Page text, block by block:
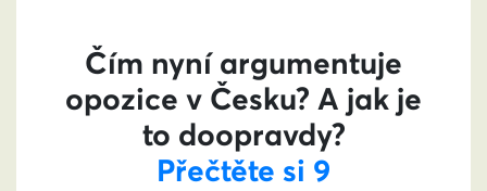
Čím nyní argumentuje
opozice v Česku? A jak je
to doopravdy?
Přečtěte si 9